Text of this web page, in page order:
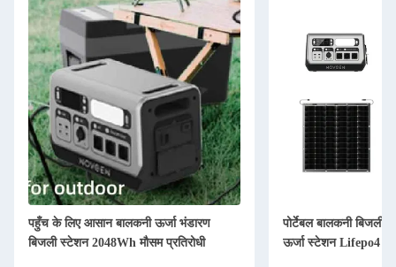
पहुँच के लिए आसान बालकनी ऊर्जा भंडारण
बिजली स्टेशन 2048Wh मौसम प्रतिरोधी
पोर्टेबल बालकनी बिजली
ऊर्जा स्टेशन Lifepo4